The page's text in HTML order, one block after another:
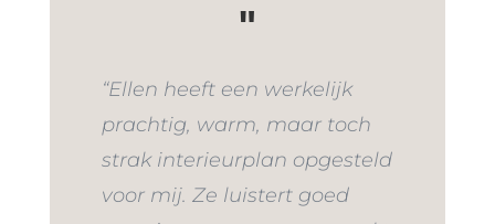
"
“Ellen heeft een werkelijk
prachtig, warm, maar toch
strak interieurplan opgesteld
voor mij. Ze luistert goed